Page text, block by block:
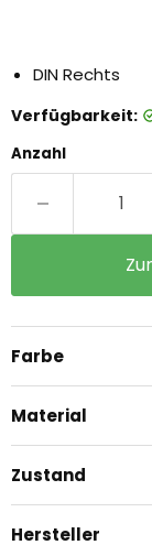
DIN Rechts
Verfügbarkeit:
Anzahl
Farbe
Material
Zustand
Hersteller